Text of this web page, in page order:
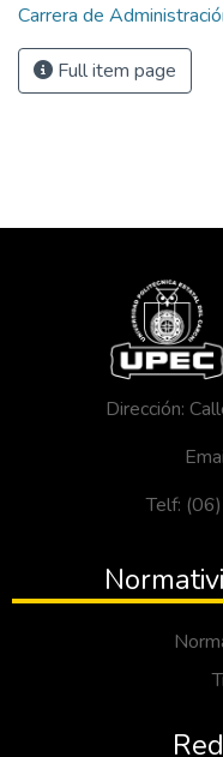
Carrera de
Full item page
Dirección:
Telf: